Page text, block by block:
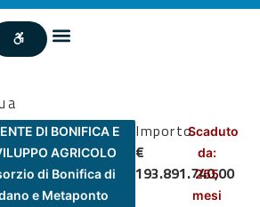
DI BONIFICA E
AGRICOLO
di Bonifica di
e Metaponto
Importo
€
193.891.740,00
Scaduto
da:
255
mesi